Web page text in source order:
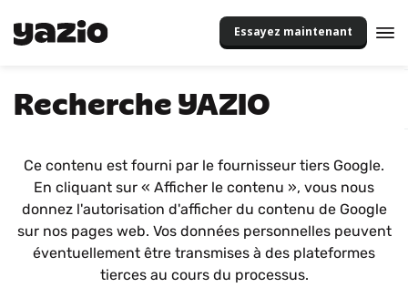
Essayez maintenant
Recherche YAZIO
Ce contenu est fourni par le fournisseur tiers Google.
En cliquant sur « Afficher le contenu », vous nous
donnez l'autorisation d'afficher du contenu de Google
sur nos pages web. Vos données personnelles peuvent
éventuellement être transmises à des plateformes
tierces au cours du processus.